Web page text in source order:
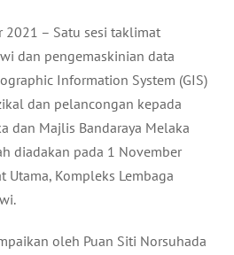
2021 – Satu sesi taklimat
dan pengemaskinian data
Information System (GIS)
dan pelancongan kepada
dan Majlis Bandaraya Melaka
diadakan pada 1 November
Utama, Kompleks Lembaga
oleh Puan Siti Norsuhada